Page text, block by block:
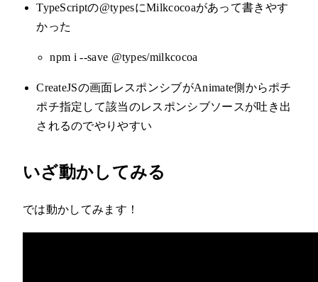
TypeScriptの@typesにMilkcocoaがあって書きやす
かった
npm i --save @types/milkcocoa
CreateJSの画面レスポンシブがAnimate側からポチ
ポチ指定して該当のレスポンシブソースが吐き出
されるのでやりやすい
いざ動かしてみる
では動かしてみます！